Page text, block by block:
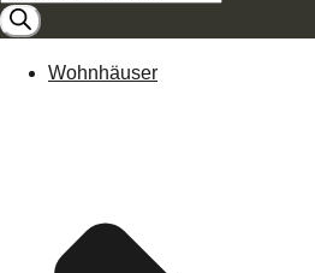
search
Wohnhäuser